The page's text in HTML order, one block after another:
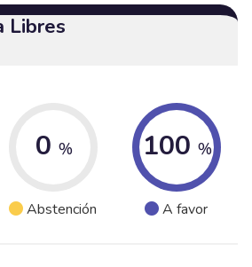
Libres
0 %
Abstención
100 %
A favor